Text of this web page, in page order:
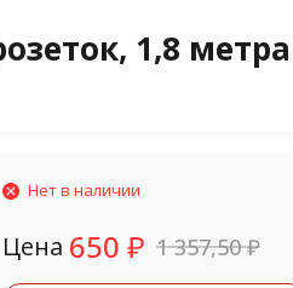
1,8
Нет в наличии
Цена 650 ₽ 1 357,50₽